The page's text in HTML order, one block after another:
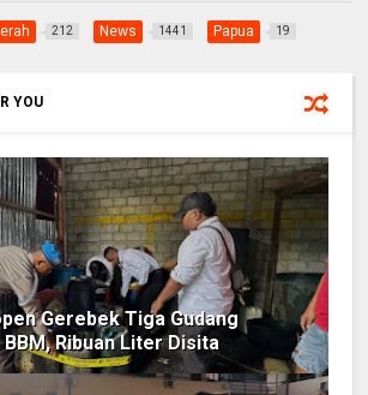
212 News 1441 Papua 19
YOU
Gerebek Tiga Gudang
Ribuan Liter Disita